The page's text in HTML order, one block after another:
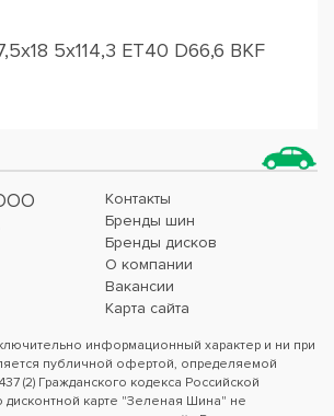
5x114,3 ET40 D66,6 BKF
Контакты
Бренды шин
Бренды дисков
О компании
Вакансии
Карта сайта
информационный характер и ни при
публичной офертой, определяемой
(2) Гражданского кодекса Российской
дисконтной карте "Зеленая Шина" не